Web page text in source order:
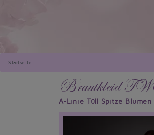
Startseite
Brautkleid
A-Linie Tüll Spitze